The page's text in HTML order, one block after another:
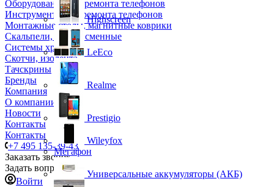
Оборудование для ремонта телефонов
Инструменты для ремонта телефонов
Монтажные столы, магнитные коврики
Скальпели, лезвия сменные
Системы хранения
Скотчи, изолента
Тачскрины
Бренды
Компания
О компании
Новости
Контакты
Контакты
+7 495 135-39-43
Заказать звонок
Задать вопрос
Войти
Highscreen
LeEco
Realme
Prestigio
Wileyfox
Мегафон
Универсальные аккумуляторы (АКБ)